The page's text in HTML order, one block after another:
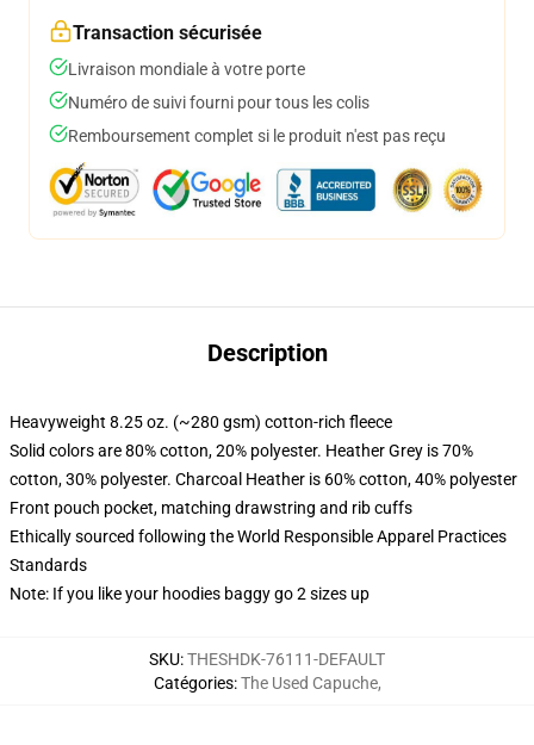
Transaction sécurisée
Livraison mondiale à votre porte
Numéro de suivi fourni pour tous les colis
Remboursement complet si le produit n'est pas reçu
Description
Heavyweight 8.25 oz. (~280 gsm) cotton-rich fleece
Solid colors are 80% cotton, 20% polyester. Heather Grey is 70%
cotton, 30% polyester. Charcoal Heather is 60% cotton, 40% polyester
Front pouch pocket, matching drawstring and rib cuffs
Ethically sourced following the World Responsible Apparel Practices
Standards
Note: If you like your hoodies baggy go 2 sizes up
SKU:THESHDK-76111-DEFAULT
Catégories:The Used Capuche,